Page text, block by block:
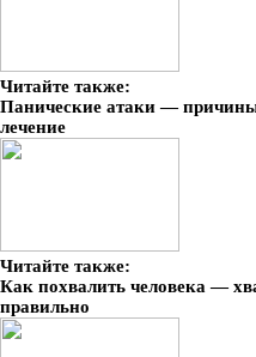
Читайте также:
Панические атаки —
лечение
Читайте также:
Как похвалить человека —
правильно